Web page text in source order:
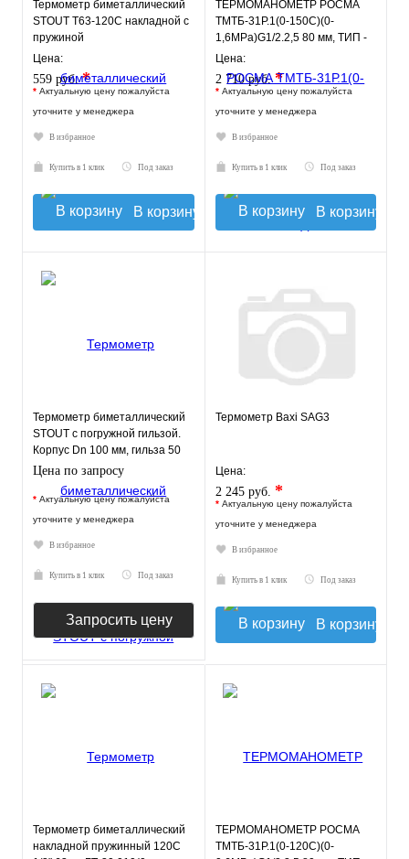
Термометр биметаллический
STOUT Т63-120С накладной с
пружиной
Цена:
559 руб.*
* Актуальную цену пожалуйста
уточните у менеджера
В избранное
Купить в 1 клик Под заказ
В корзину
ТЕРМОМАНОМЕТР РОСМА
ТМТБ-31Р.1(0-150С)(0-
1,6MPa)G1/2.2,5 80 мм, ТИП -
ТМТБ-31Р, температура: 0-
150С
Цена:
2 710 руб.*
* Актуальную цену пожалуйста
уточните у менеджера
В избранное
Купить в 1 клик Под заказ
В корзину
Термометр биметаллический
STOUT с погружной гильзой.
Корпус Dn 100 мм, гильза 50
мм 1/2"
Цена по запросу
* Актуальную цену пожалуйста
уточните у менеджера
В избранное
Купить в 1 клик Под заказ
Запросить цену
Термометр Baxi SAG3
Цена:
2 245 руб. *
* Актуальную цену пожалуйста
уточните у менеджера
В избранное
Купить в 1 клик Под заказ
В корзину
Термометр биметаллический
накладной пружинный 120С
ТЕРМОМАНОМЕТР РОСМА
ТМТБ-31Р.1(0-120С)(0-